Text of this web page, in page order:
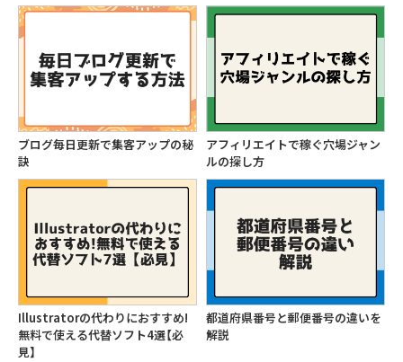
ブログ毎日更新で集客アップの秘
訣
アフィリエイトで稼ぐ穴場ジャン
ルの探し方
Illustratorの代わりにおすすめ!
無料で使える代替ソフト4選【必
見】
都道府県番号と郵便番号の違いを
解説